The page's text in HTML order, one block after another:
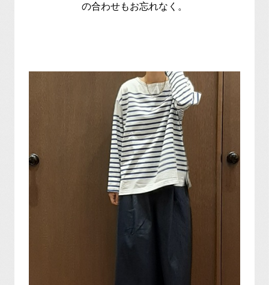
の合わせもお忘れなく。